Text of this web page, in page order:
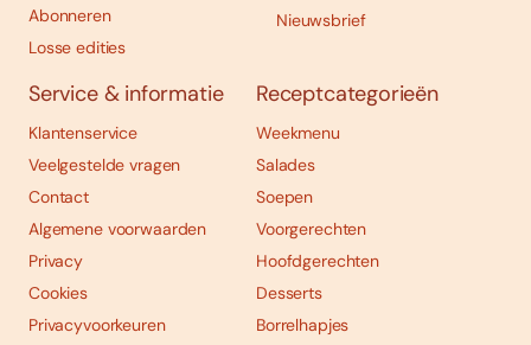
Abonneren
Losse edities
Nieuwsbrief
Service & informatie
Klantenservice
Veelgestelde vragen
Contact
Algemene voorwaarden
Privacy
Cookies
Privacyvoorkeuren
Receptcategorieën
Weekmenu
Salades
Soepen
Voorgerechten
Hoofdgerechten
Desserts
Borrelhapjes